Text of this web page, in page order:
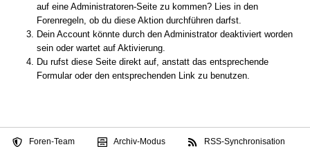
auf eine Administratoren-Seite zu kommen? Lies in den
Forenregeln, ob du diese Aktion durchführen darfst.
Dein Account könnte durch den Administrator deaktiviert worden
sein oder wartet auf Aktivierung.
Du rufst diese Seite direkt auf, anstatt das entsprechende
Formular oder den entsprechenden Link zu benutzen.
Foren-Team Archiv-Modus RSS-Synchronisation